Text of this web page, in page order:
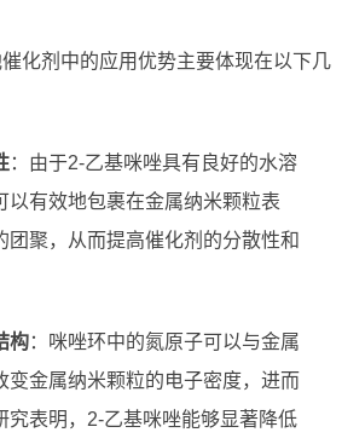
化剂中的应用优势主要体现在以下几
：由于2-乙基咪唑具有良好的水溶
以有效地包裹在金属纳米颗粒表
团聚，从而提高催化剂的分散性和
构：咪唑环中的氮原子可以与金属
变金属纳米颗粒的电子密度，进而
究表明，2-乙基咪唑能够显著降低